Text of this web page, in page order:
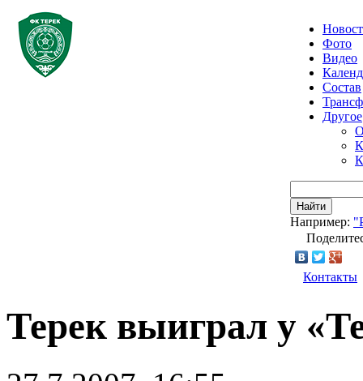
Фото
Видео
Состав
Другое
Найти
Например:
Контакты
Терек выиграл у